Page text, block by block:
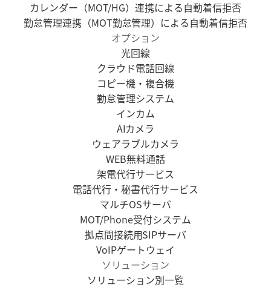
カレンダー（MOT/HG）連携による自動着信拒否
勤怠管理連携（MOT勤怠管理）による自動着信拒否
オプション
光回線
クラウド電話回線
コピー機・複合機
勤怠管理システム
インカム
AIカメラ
ウェアラブルカメラ
WEB無料通話
架電代行サービス
電話代行・秘書代行サービス
マルチOSサーバ
MOT/Phone受付システム
拠点間接続用SIPサーバ
VoIPゲートウェイ
ソリューション
ソリューション別一覧